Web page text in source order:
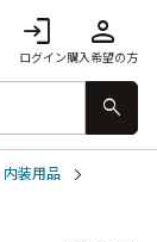
login
ログイン
person
購入希望の方
search
装用品